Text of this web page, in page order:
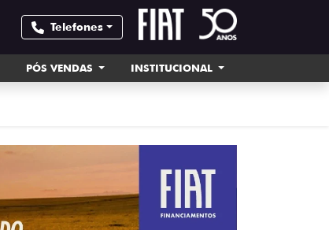
Telefones
PÓS VENDAS INSTITUCIONAL